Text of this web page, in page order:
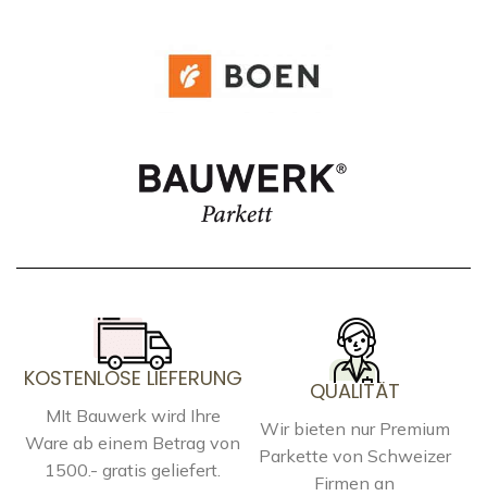
KOSTENLOSE LIEFERUNG
MIt Bauwerk wird Ihre
Ware ab einem Betrag von
1500.- gratis geliefert.
QUALITÄT
Wir bieten nur Premium
Parkette von Schweizer
Firmen an